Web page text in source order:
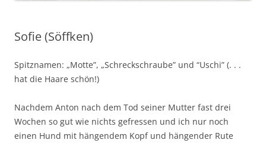
Sofie (Söffken)
Spitznamen: „Motte”, „Schreckschraube” und “Uschi” (. . .
hat die Haare schön!)
Nachdem Anton nach dem Tod seiner Mutter fast drei
Wochen so gut wie nichts gefressen und ich nur noch
einen Hund mit hängendem Kopf und hängender Rute